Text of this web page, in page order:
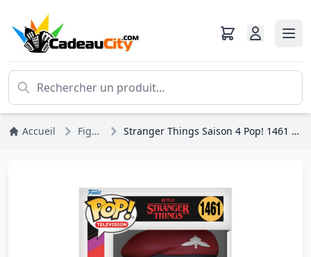
Accueil Figurines Stranger Things Saison 4 Pop! 1461 Hunter Robin Cocktail